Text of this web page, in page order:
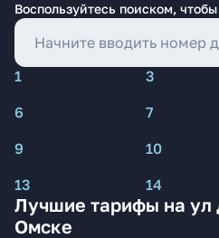
Воспользуйтесь поиском,
1 3
6
7
9
10
13
14
Лучшие тарифы на ул
Омске